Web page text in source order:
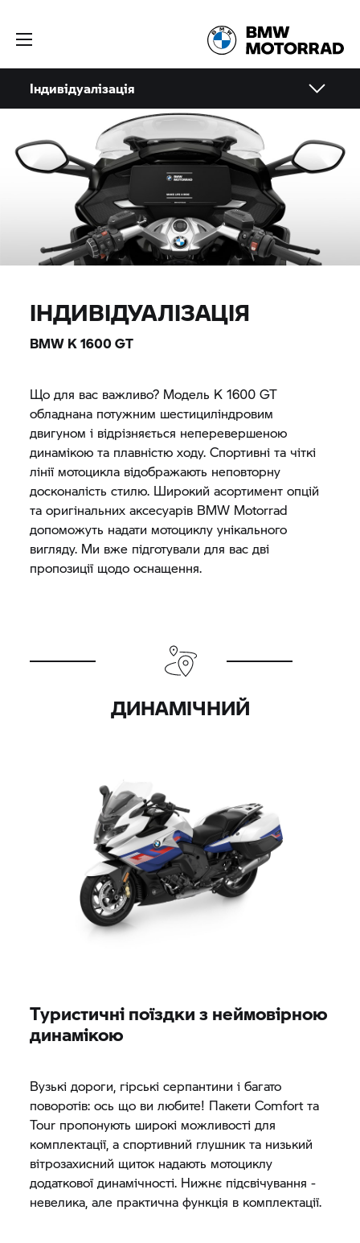
Індивідуалізація
ІНДИВІДУАЛІЗАЦІЯ
BMW K 1600 GT
Що для вас важливо? Модель K 1600 GT
обладнана потужним шестициліндровим
двигуном і відрізняється неперевершеною
динамікою та плавністю ходу. Спортивні та чіткі
лінії мотоцикла відображають неповторну
досконалість стилю. Широкий асортимент опцій
та оригінальних аксесуарів BMW Motorrad
допоможуть надати мотоциклу унікального
вигляду. Ми вже підготували для вас дві
пропозиції щодо оснащення.
ДИНАМІЧНИЙ
Туристичні поїздки з неймовірною
динамікою
Вузькі дороги, гірські серпантини і багато
поворотів: ось що ви любите! Пакети Comfort та
Tour пропонують широкі можливості для
комплектації, а спортивний глушник та низький
вітрозахисний щиток надають мотоциклу
додаткової динамічності. Нижнє підсвічування -
невелика, але практична функція в комплектації.